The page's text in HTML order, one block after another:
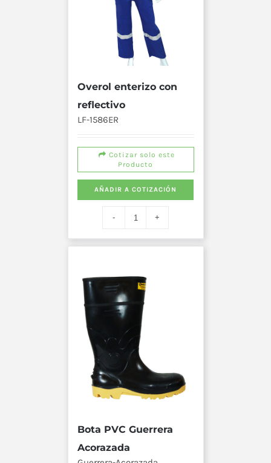
Overol enterizo con
reflectivo
LF-1586ER
Cotizar solo este
Producto
AÑADIR A COTIZACIÓN
Bota PVC Guerrera
Acorazada